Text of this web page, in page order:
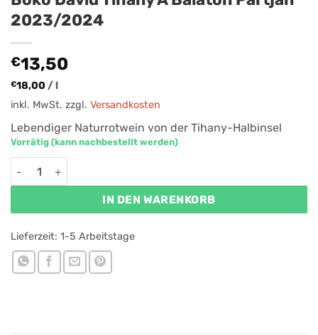
2023/2024
€13,50
€18,00 /l
inkl. MwSt. zzgl. Versandkosten
Lebendiger Naturrotwein von der Tihany-Halbinsel
Vorrätig (kann nachbestellt werden)
Bökő Dávid Tihany A Balaton Partján 2023/2024 Menge
IN DEN WARENKORB
Lieferzeit: 1-5 Arbeitstage